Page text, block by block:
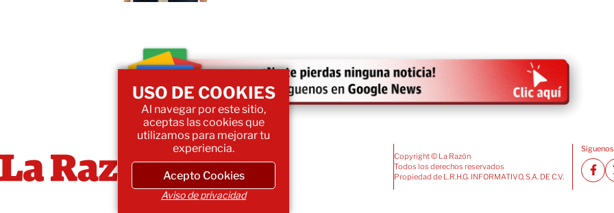
Copyright © La Razón
Todos los derechos reservados
Propiedad de L.R.H.G. INFORMATIVO, S.A. DE C.V.
USO DE COOKIES
Al navegar por este sitio,
aceptas las cookies que
utilizamos para mejorar tu
experiencia.
Acepto Cookies
Aviso de privacidad